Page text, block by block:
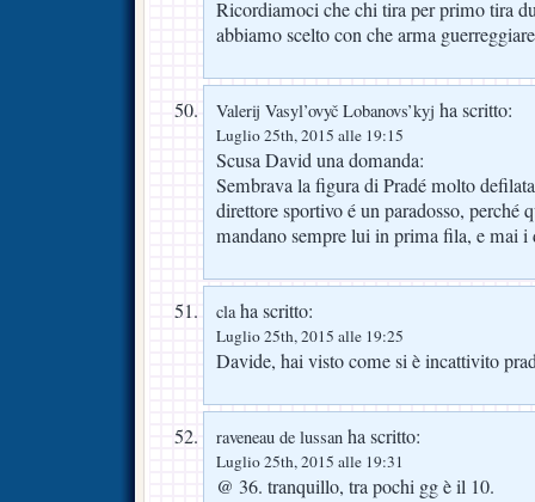
Ricordiamoci che chi tira per primo tira
abbiamo scelto con che arma
Valerij Vasyl’ovyč Lobanovs’kyj ha scritto:
Luglio 25th, 2015 alle 19:15
Scusa David una domanda:
Sembrava la figura di Pradé molto
direttore sportivo é un paradosso, perché
mandano sempre lui in prima fila, e mai
claha scritto:
Luglio 25th, 2015 alle 19:25
Davide, hai visto come si è incattivito
raveneau de lussan ha scritto:
Luglio 25th, 2015 alle 19:31
@ 36. tranquillo, tra pochi gg è il 10.